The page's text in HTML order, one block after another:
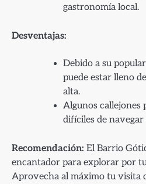
gastronomía local.
Desventajas:
Debido a su
puede estar lleno
alta.
Algunos callejones
difíciles de
Recomendación: El Barrio
encantador para explorar por
Aprovecha al máximo tu visita